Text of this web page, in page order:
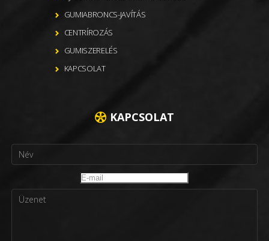
GUMIABRONCS-JAVÍTÁS
CENTRÍROZÁS
GUMISZERELÉS
KAPCSOLAT
KAPCSOLAT